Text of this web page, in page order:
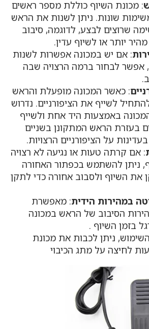
: מכונת השיוף כוללת מספר ראשים
שונות. ניתן לשנות את הראש
שרוצים לבצע, לדוגמה, סיבוב
יותר או לשיוף עדין.
: אם יש במכונה אפשרות לשנות
אפשר לבחור ברמה הרצויה שבה
: כאשר המכונה מופעלת והראש
לשייף את הציפורניים. נדרוש
באמצעות היד אחת ולשייף
בעזרת הראש המתקונן בשניים
על הציפורניים הרצויות.
: אם קרתה טעות או נגיעה לא רצויה
ניתן להשתמש בכפתור האחורה
את השיוף ולסבוב אחורה כדי לתקן
במהירות הידית: מאפשרת
הסיבוב של הראש במכונה
בזמן השיוף .
ניתן לכבות את מכונת
לחיצה על מתג הכיבוי